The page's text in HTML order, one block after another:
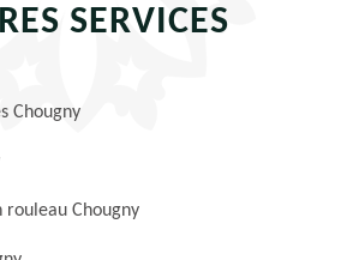
SERVICES
Chougny
rouleau Chougny